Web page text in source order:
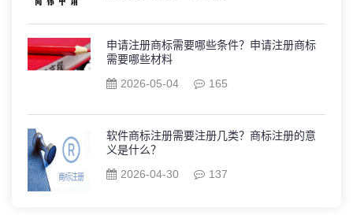
申请注册商标需要哪些条件？申请注册商标
需要哪些材料
2026-05-04
165
软件商标注册需要注册几类？商标注册的意
义是什么？
2026-04-30
137